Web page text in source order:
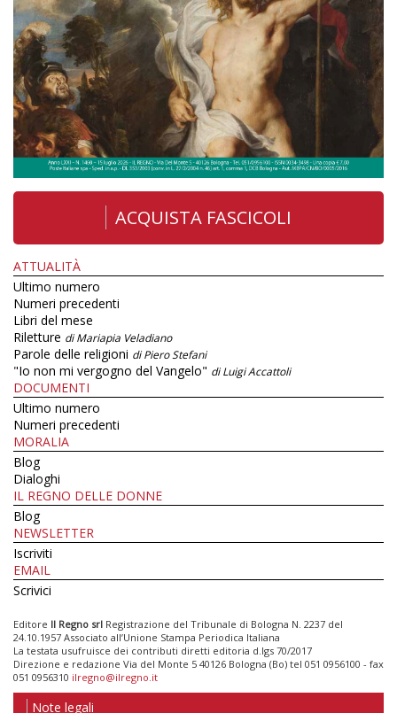
ACQUISTA FASCICOLI
ATTUALITÀ
Ultimo numero
Numeri precedenti
Libri del mese
Riletture di Mariapia Veladiano
Parole delle religioni di Piero Stefani
"Io non mi vergogno del Vangelo" di Luigi Accattoli
DOCUMENTI
Ultimo numero
Numeri precedenti
MORALIA
Blog
Dialoghi
IL REGNO DELLE DONNE
Blog
NEWSLETTER
Iscriviti
EMAIL
Scrivici
Editore Il Regno srl Registrazione del Tribunale di Bologna N. 2237 del
24.10.1957 Associato all’Unione Stampa Periodica Italiana
La testata usufruisce dei contributi diretti editoria d.lgs 70/2017
Direzione e redazione Via del Monte 5 40126 Bologna (Bo) tel 051 0956100 - fax
051 0956310 ilregno@ilregno.it
Note legali